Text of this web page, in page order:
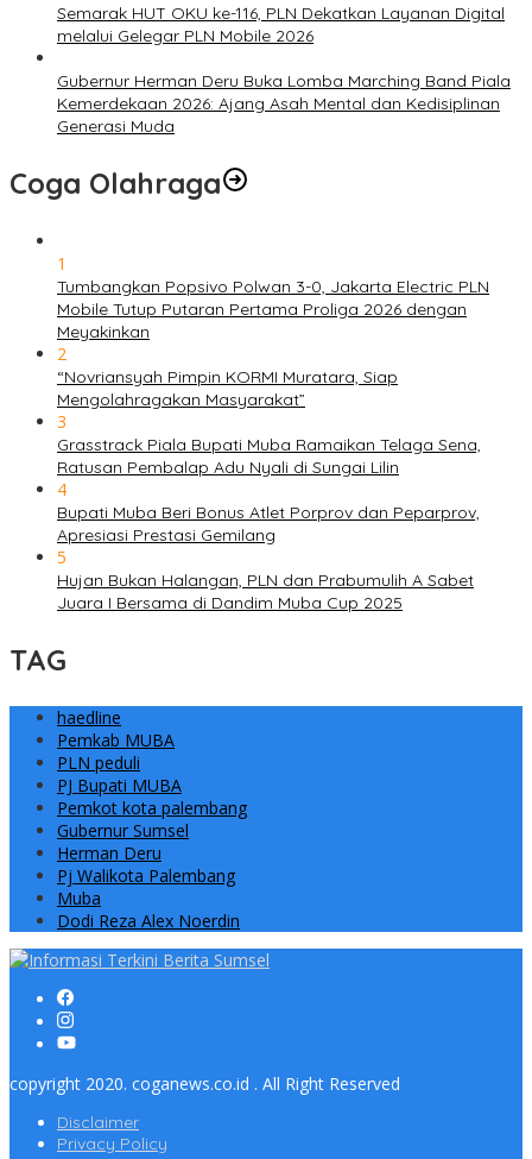
Semarak HUT OKU ke-116, PLN Dekatkan Layanan Digital
melalui Gelegar PLN Mobile 2026
Gubernur Herman Deru Buka Lomba Marching Band Piala
Kemerdekaan 2026: Ajang Asah Mental dan Kedisiplinan
Generasi Muda
Coga Olahraga
1
Tumbangkan Popsivo Polwan 3-0, Jakarta Electric PLN
Mobile Tutup Putaran Pertama Proliga 2026 dengan
Meyakinkan
2
“Novriansyah Pimpin KORMI Muratara, Siap
Mengolahragakan Masyarakat”
3
Grasstrack Piala Bupati Muba Ramaikan Telaga Sena,
Ratusan Pembalap Adu Nyali di Sungai Lilin
4
Bupati Muba Beri Bonus Atlet Porprov dan Peparprov,
Apresiasi Prestasi Gemilang
5
Hujan Bukan Halangan, PLN dan Prabumulih A Sabet
Juara I Bersama di Dandim Muba Cup 2025
TAG
haedline
Pemkab MUBA
PLN peduli
PJ Bupati MUBA
Pemkot kota palembang
Gubernur Sumsel
Herman Deru
Pj Walikota Palembang
Muba
Dodi Reza Alex Noerdin
copyright 2020. coganews.co.id . All Right Reserved
Disclaimer
Privacy Policy